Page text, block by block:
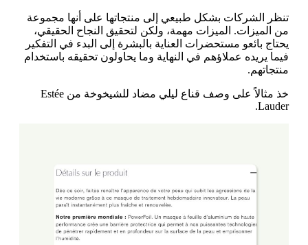
تنظر الشركات بشكل طبيعي إلى منتجاتها على أنها مجموعة
من الميزات. الميزات مهمة، ولكن لتحقيق النجاح الحقيقي،
يحتاج بائعو مستحضرات العناية بالبشرة إلى البدء في التفكير
فيما يريده عملاؤهم في النهاية وما يحاولون تحقيقه باستخدام
منتجاتهم.
خذ مثالاً على وصف قناع ليلي مضاد للشيخوخة من Estée
Lauder.